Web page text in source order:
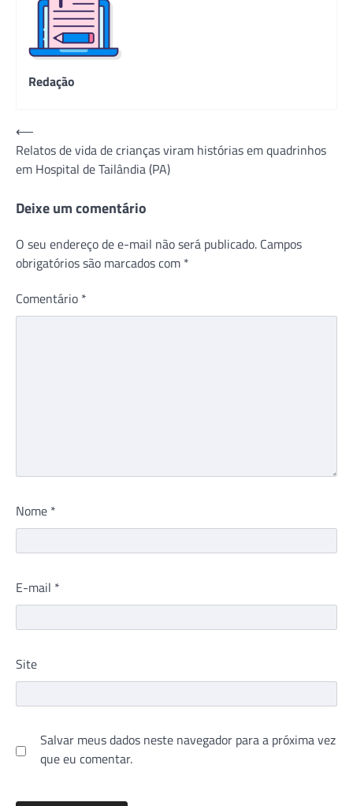
Redação
Navegação
de
Post
⟵
Relatos de vida de crianças viram histórias em quadrinhos
em Hospital de Tailândia (PA)
Deixe um comentário
O seu endereço de e-mail não será publicado. Campos
obrigatórios são marcados com *
Comentário *
Nome *
E-mail *
Site
Salvar meus dados neste navegador para a próxima vez
que eu comentar.